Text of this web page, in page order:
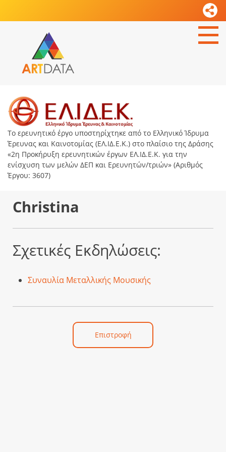
Το ερευνητικό έργο υποστηρίχτηκε από το Ελληνικό Ίδρυμα
Έρευνας και Καινοτομίας (ΕΛ.ΙΔ.Ε.Κ.) στο πλαίσιο της Δράσης
«2η Προκήρυξη ερευνητικών έργων ΕΛ.ΙΔ.Ε.Κ. για την
ενίσχυση των μελών ΔΕΠ και Ερευνητών/τριών» (Αριθμός
Έργου: 3607)
Christina
Σχετικές Εκδηλώσεις:
Συναυλία Μεταλλικής Μουσικής
Επιστροφή